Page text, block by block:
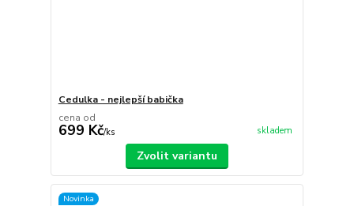
Cedulka - nejlepší babička
cena od
699 Kč/ks skladem
Zvolit variantu
Novinka